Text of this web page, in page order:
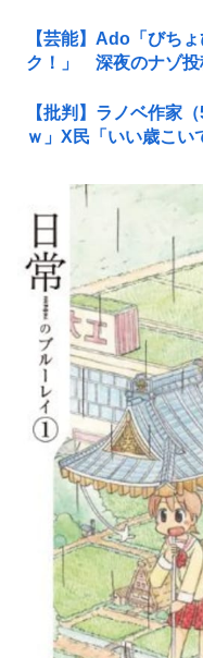
【芸能】Ado「びち
ク！」 深夜のナゾ投
【批判】ラノベ作家
ｗ」X民「いい歳こい